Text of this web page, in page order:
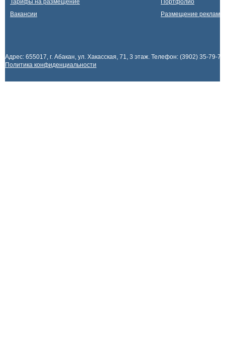
Тарифы на размещение
Вакансии
Портфолио
Размещение рекламы
Адрес: 655017, г. Абакан, ул. Хакасская, 71, 3 этаж. Телефон: (3902) 35-79-
Политика конфиденциальности